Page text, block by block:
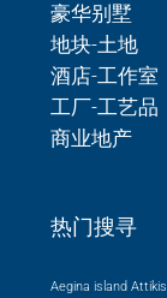
豪华别墅
地块-土地
酒店-工作室
工厂-工艺品
商业地产
热门搜寻
Aegina island Attikis